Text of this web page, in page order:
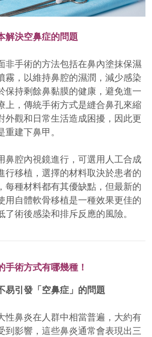
解決空鼻症的問題
非手術的方法包括在鼻內塗抹保濕
霧，以維持鼻腔的濕潤，減少感染
保持剩餘鼻黏膜的健康，避免進一
上，傳統手術方式是縫合鼻孔來縮
外觀和日常生活造成困擾，因此更
建下鼻甲。
鼻腔內視鏡進行，可選用人工合成
行移植，選擇的材料取決於患者的
每種材料都有其優缺點，但最新的
用自體軟骨移植是一種效果更佳的
了術後感染和排斥反應的風險。
手術方式有哪幾種！
易引發「空鼻症」的問題
性鼻炎在人群中相當普遍，大約有
到影響，這些鼻炎通常會表現出三